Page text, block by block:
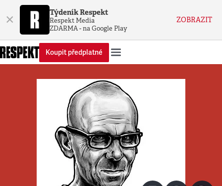
× Týdeník Respekt
Respekt Media
ZDARMA - na Google Play
ZOBRAZIT
Koupit předplatné